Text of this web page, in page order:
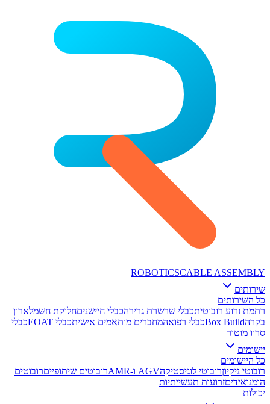
ROBOTICSCABLE ASSEMBLY
שירותים
כל השירותים
רתמת זרוע רובוטיתכבלי שרשרת גרירהכבלי חיישניםחלוקת חשמלארון
בקרהBox Buildכבלי רפואהמחברים מותאמים אישיתכבלי EOAT
כבלי
סרוו מוטור
יישומים
כל היישומים
רובוטי ניקיוןרובוטי לוגיסטיקהAGV ו-AMR רובוטים שיתופייםרובוטים
הומנואידיםזרועות תעשייתיות
יכולות